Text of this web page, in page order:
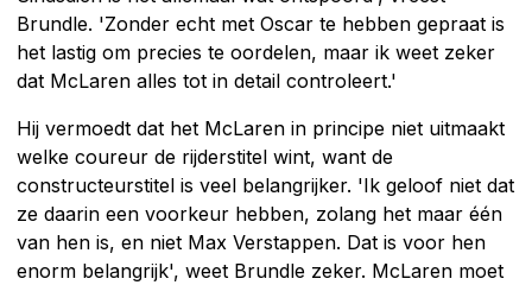
Brundle. 'Zonder echt met Oscar te hebben gepraat is
het lastig om precies te oordelen, maar ik weet zeker
dat McLaren alles tot in detail controleert.'
Hij vermoedt dat het McLaren in principe niet uitmaakt
welke coureur de rijderstitel wint, want de
constructeurstitel is veel belangrijker. 'Ik geloof niet dat
ze daarin een voorkeur hebben, zolang het maar één
van hen is, en niet Max Verstappen. Dat is voor hen
enorm belangrijk', weet Brundle zeker. McLaren moet